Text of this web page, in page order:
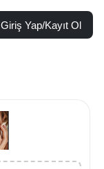
Giriş Yap/Kayıt Ol